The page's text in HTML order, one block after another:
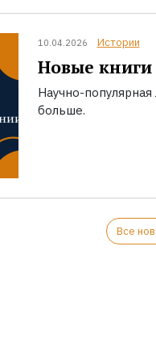
10.04.2026 Истории
Новые книги
Научно-популярная
больше.
Все